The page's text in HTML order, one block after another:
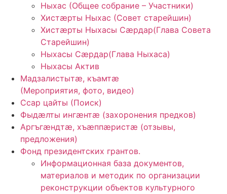
Ныхас (Общее собрание – Участники)
Хистӕрты Ныхас (Совет старейшин)
Хистӕрты Ныхасы Сӕрдар(Глава Совета
Старейшин)
Ныхасы Сӕрдар(Глава Ныхаса)
Ныхасы Актив
Мадзалистытӕ, къамтӕ
(Мероприятия, фото, видео)
Ссар цайты (Поиск)
Фыдӕлты ингӕнтӕ (захоронения предков)
Аргъгæндтæ, хъæппæристæ (отзывы,
предложения)
Фонд президентских грантов.
Информационная база документов,
материалов и методик по организации
реконструкции объектов культурного